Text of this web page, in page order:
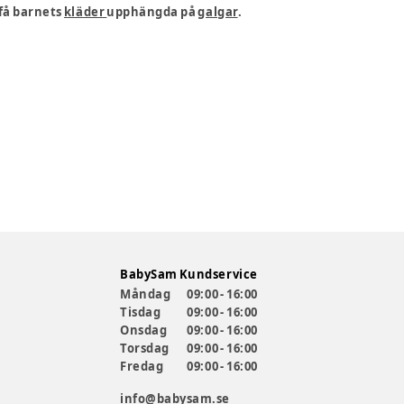
barnets kläderupphängda pågalgar.
BabySam Kundservice
Måndag
09:00 - 16:00
Tisdag
09:00 - 16:00
Onsdag
09:00 - 16:00
Torsdag
09:00 - 16:00
Fredag
09:00 - 16:00
info@babysam.se